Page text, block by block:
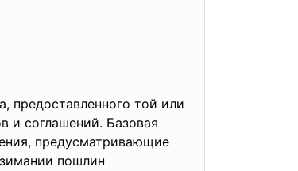
предоставленного той или
и соглашений. Базовая
предусматривающие
пошлин